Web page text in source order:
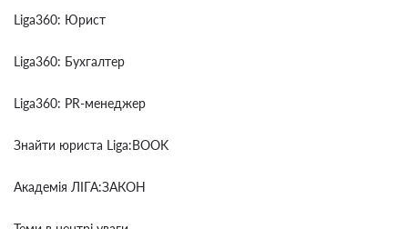
Liga360: Юрист
Liga360: Бухгалтер
Liga360: PR-менеджер
Знайти юриста Liga:BOOK
Академія ЛІГА:ЗАКОН